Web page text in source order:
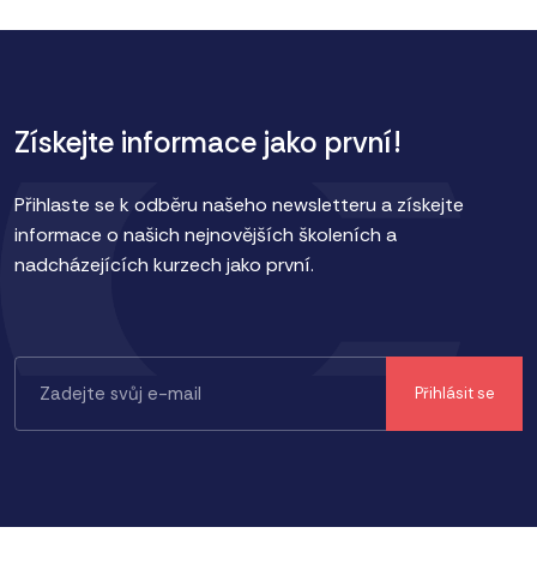
Získejte informace jako první!
Přihlaste se k odběru našeho newsletteru a získejte
informace o našich nejnovějších školeních a
nadcházejících kurzech jako první.